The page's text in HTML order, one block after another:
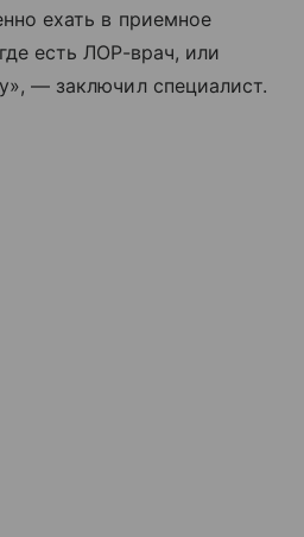
ехать в приемное
есть ЛОР-врач, или
— заключил специалист.